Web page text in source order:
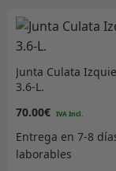
Junta Culata
3.6-L.
70.00€